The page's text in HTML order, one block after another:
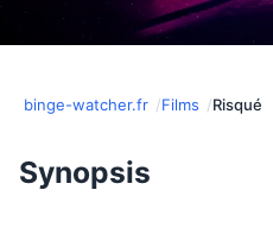
binge-watcher.fr Films Risqué
Synopsis